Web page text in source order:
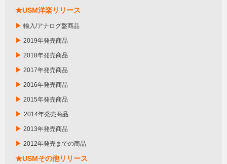
★USM洋楽リリース
▶ 輸入/アナログ盤商品
▶ 2019年発売商品
▶ 2018年発売商品
▶ 2017年発売商品
▶ 2016年発売商品
▶ 2015年発売商品
▶ 2014年発売商品
▶ 2013年発売商品
▶ 2012年発売までの商品
★USMその他リリース